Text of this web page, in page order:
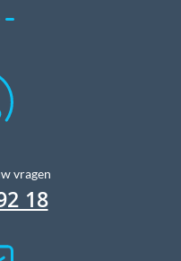
vragen
18